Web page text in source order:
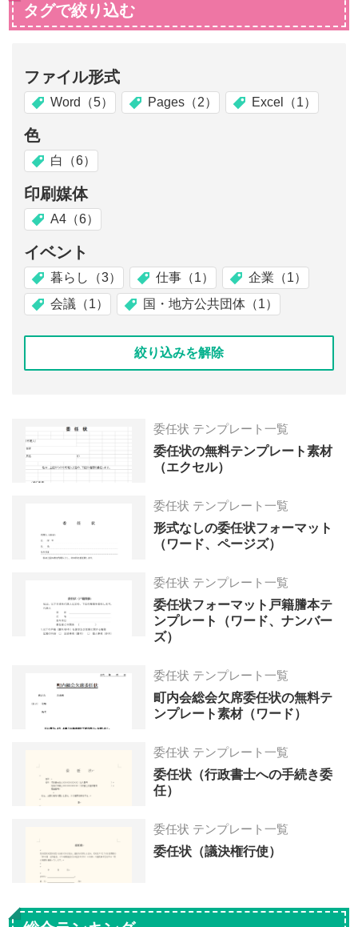
タグで絞り込む
ファイル形式
Word（5） Pages（2） Excel（1）
色
白（6）
印刷媒体
A4（6）
イベント
暮らし（3） 仕事（1）
企業（1）
会議（1）
国・地方公共団体（1）
絞り込みを解除
委任状 テンプレート一覧
委任状の無料テンプレート素材
（エクセル）
委任状 テンプレート一覧
形式なしの委任状フォーマット
（ワード、ページズ）
委任状 テンプレート一覧
委任状フォーマット戸籍謄本テ
ンプレート（ワード、ナンバー
ズ）
委任状 テンプレート一覧
町内会総会欠席委任状の無料テ
ンプレート素材（ワード）
委任状 テンプレート一覧
委任状（行政書士への手続き委
任）
委任状 テンプレート一覧
委任状（議決権行使）